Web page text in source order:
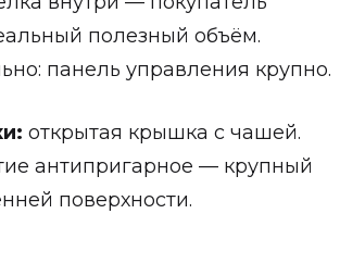
полезный объём.
панель управления крупно.
открытая крышка с чашей.
антипригарное — крупный
поверхности.